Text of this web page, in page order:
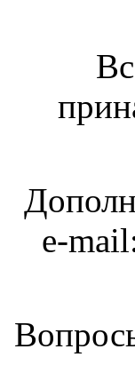
e-